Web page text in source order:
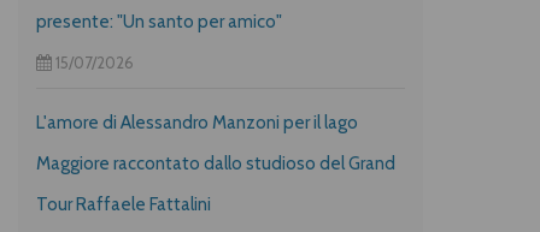
presente: "Un santo per amico"
15/07/2026
L'amore di Alessandro Manzoni per il lago
Maggiore raccontato dallo studioso del Grand
Tour Raffaele Fattalini